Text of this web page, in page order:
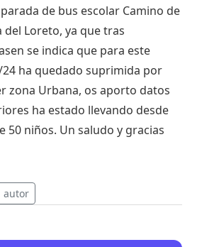
de bus escolar Camino de
Loreto, ya que tras
se indica que para este
ha quedado suprimida por
zona Urbana, os aporto datos
ha estado llevando desde
50 niños. Un saludo y gracias
autor